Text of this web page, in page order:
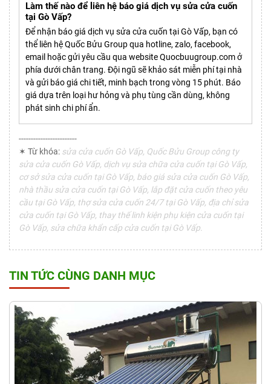
Làm thế nào để liên hệ báo giá dịch vụ sửa cửa cuốn
tại Gò Vấp?
Để nhận báo giá dịch vụ sửa cửa cuốn tại Gò Vấp, bạn có
thể liên hệ Quốc Bửu Group qua hotline, zalo, facebook,
email hoặc gửi yêu cầu qua website Quocbuugroup.com ở
phía dưới chân trang. Đội ngũ sẽ khảo sát miễn phí tại nhà
và gửi báo giá chi tiết, minh bạch trong vòng 15 phút. Báo
giá dựa trên loại hư hỏng và phụ tùng cần dùng, không
phát sinh chi phí ẩn.
------------------------
✶ Từ khóa: sửa cửa cuốn Gò Vấp, Quốc Bửu Group công ty
sửa cửa cuốn Gò Vấp, dịch vụ sửa chữa cửa cuốn tại Gò Vấp,
cơ sở sửa cửa cuốn tại Gò Vấp, báo giá sửa cửa cuốn Gò Vấp,
nhà thầu sửa cửa cuốn tại Gò Vấp, lắp đặt cửa cuốn theo yêu
cầu tại Gò Vấp, thợ sửa cửa cuốn 24/7 tại Gò Vấp, địa chỉ sửa
cửa cuốn tại Gò Vấp, thay thế linh kiện phụ kiện cửa cuốn tại
Gò Vấp, sửa chữa khẩn cấp cửa cuốn tại Gò Vấp.
TIN TỨC CÙNG DANH MỤC